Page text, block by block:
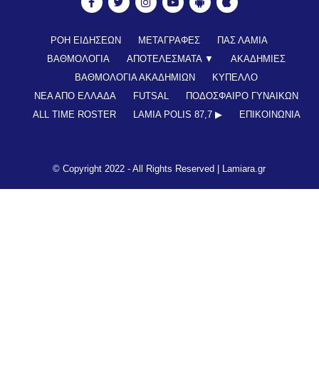
ΡΟΗ ΕΙΔΗΣΕΩΝ ΜΕΤΑΓΡΑΦΕΣ
ΠΑΣ ΛΑΜΙΑ
ΒΑΘΜΟΛΟΓΙΑ
ΑΠΟΤΕΛΕΣΜΑΤΑ ▼
ΑΚΑΔΗΜΙΕΣ
ΒΑΘΜΟΛΟΓΙΑ ΑΚΑΔΗΜΙΩΝ
ΚΥΠΕΛΛΟ
ΝΕΑ ΑΠΟ ΕΛΛΑΔΑ
FUTSAL
ΠΟΔΟΣΦΑΙΡΟ ΓΥΝΑΙΚΩΝ
ALL TIME ROSTER
LAMIA POLIS 87,7 ▶︎ ΕΠΙΚΟΙΝΩΝΊΑ
© Copyright 2022 - All Rights Reserved | Lamiara.gr